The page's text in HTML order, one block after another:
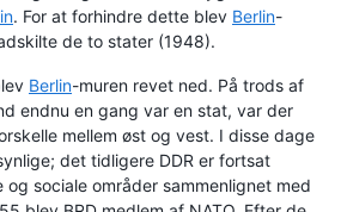
. For at forhindre dette blev Berlin-
de to stater (1948).
Berlin-muren revet ned. På trods af
endnu en gang var en stat, var der
mellem øst og vest. I disse dage
det tidligere DDR er fortsat
sociale områder sammenlignet med